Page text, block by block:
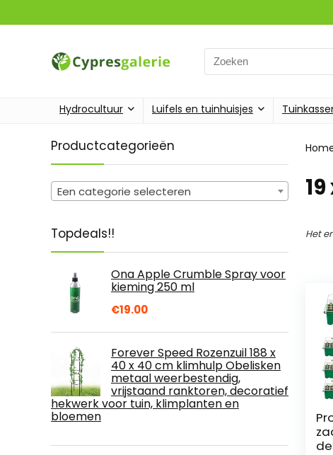
Search
for:
Hydrocultuur Luifels en tuinhuisjes
Productcategorieën
Een categorie selecteren
Topdeals!!
Ona Apple Crumble Spray voor
kieming 250 ml
€19.00
Forever Speed Rozenzuil 188 x
40 x 40 cm klimhulp Obelisken
metaal weerbestendig,
vrijstaand ranktoren, decoratief
hekwerk voor tuin, klimplanten en
bloemen
Het